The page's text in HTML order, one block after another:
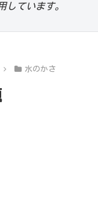
しています。
水のかさ